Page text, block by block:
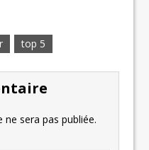
top 5
ne sera pas publiée.